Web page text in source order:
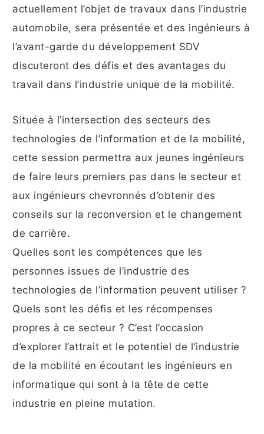
actuellement l’objet de travaux dans l’industrie
automobile, sera présentée et des ingénieurs à
l’avant-garde du développement SDV
discuteront des défis et des avantages du
travail dans l’industrie unique de la mobilité.
Située à l’intersection des secteurs des
technologies de l’information et de la mobilité,
cette session permettra aux jeunes ingénieurs
de faire leurs premiers pas dans le secteur et
aux ingénieurs chevronnés d’obtenir des
conseils sur la reconversion et le changement
de carrière.
Quelles sont les compétences que les
personnes issues de l’industrie des
technologies de l’information peuvent utiliser ?
Quels sont les défis et les récompenses
propres à ce secteur ? C’est l’occasion
d’explorer l’attrait et le potentiel de l’industrie
de la mobilité en écoutant les ingénieurs en
informatique qui sont à la tête de cette
industrie en pleine mutation.